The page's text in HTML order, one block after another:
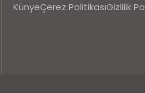
KünyeÇerez PolitikasıGizlilik